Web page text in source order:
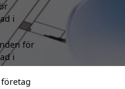
i
för
i